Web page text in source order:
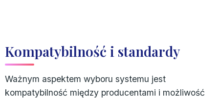
Kompatybilność i standardy
Ważnym aspektem wyboru systemu jest
kompatybilność między producentami i możliwość